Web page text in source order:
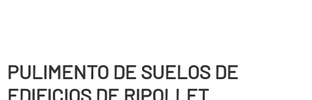
PULIMENTO DE SUELOS DE
EDIFICIOS DE RIPOLLET